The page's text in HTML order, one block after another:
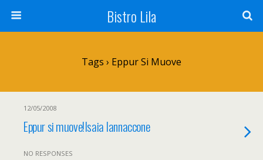
Bistro Lila
Tags › Eppur Si Muove
12/05/2008
Eppur si muove!Isaia Iannaccone
NO RESPONSES